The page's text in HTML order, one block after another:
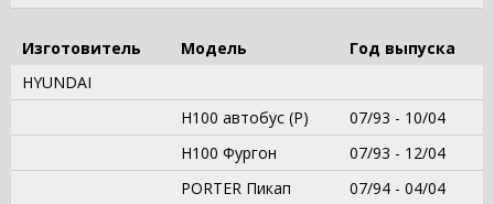
Изготовитель Модель
Год выпуска
HYUNDAI
H100 автобус (P)
07/93 - 10/04
H100 Фургон
07/93 - 12/04
PORTER Пикап
07/94 - 04/04